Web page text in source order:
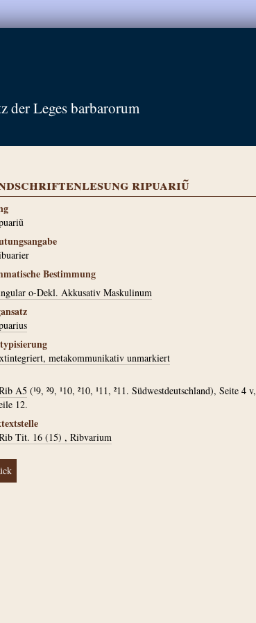
der Leges barbarorum
ripuariũ
Bestimmung
o-Dekl. Akkusativ Maskulinum
metakommunikativ unmarkiert
A5 (¹9, ²9, ¹10, ²10, ¹11, ²11. Südwestdeutschland), Seite 4 v,
12.
Tit. 16 (15) , Ribvarium